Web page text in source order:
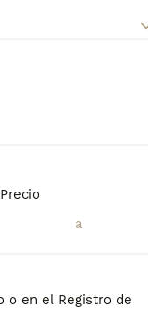
o en el Registro de
Perros para
guarda tu
perfecto:
de